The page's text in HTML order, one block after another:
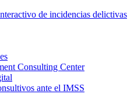
de incidencias delictivas
Consulting Center
ante el IMSS